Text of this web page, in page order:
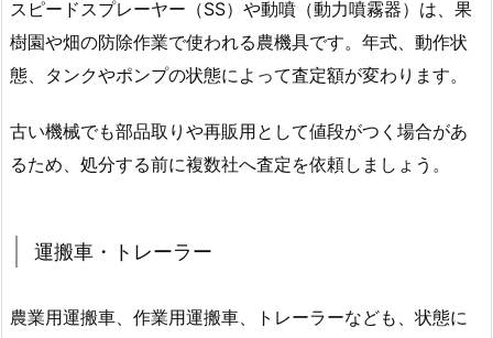
スピードスプレーヤー（SS）や動噴（動力噴霧器）は、果
樹園や畑の防除作業で使われる農機具です。年式、動作状
態、タンクやポンプの状態によって査定額が変わります。
古い機械でも部品取りや再販用として値段がつく場合があ
るため、処分する前に複数社へ査定を依頼しましょう。
運搬車・トレーラー
農業用運搬車、作業用運搬車、トレーラーなども、状態に